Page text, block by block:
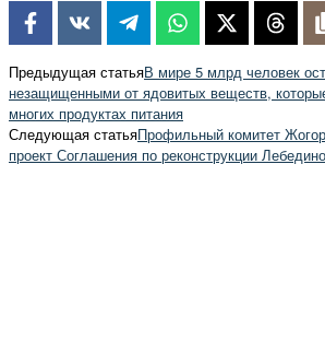
Предыдущая статьяВ мире 5 млрд человек
незащищенными от ядовитых веществ,
многих продуктах питания
Следующая статьяПрофильный комитет
проект Соглашения по реконструкции